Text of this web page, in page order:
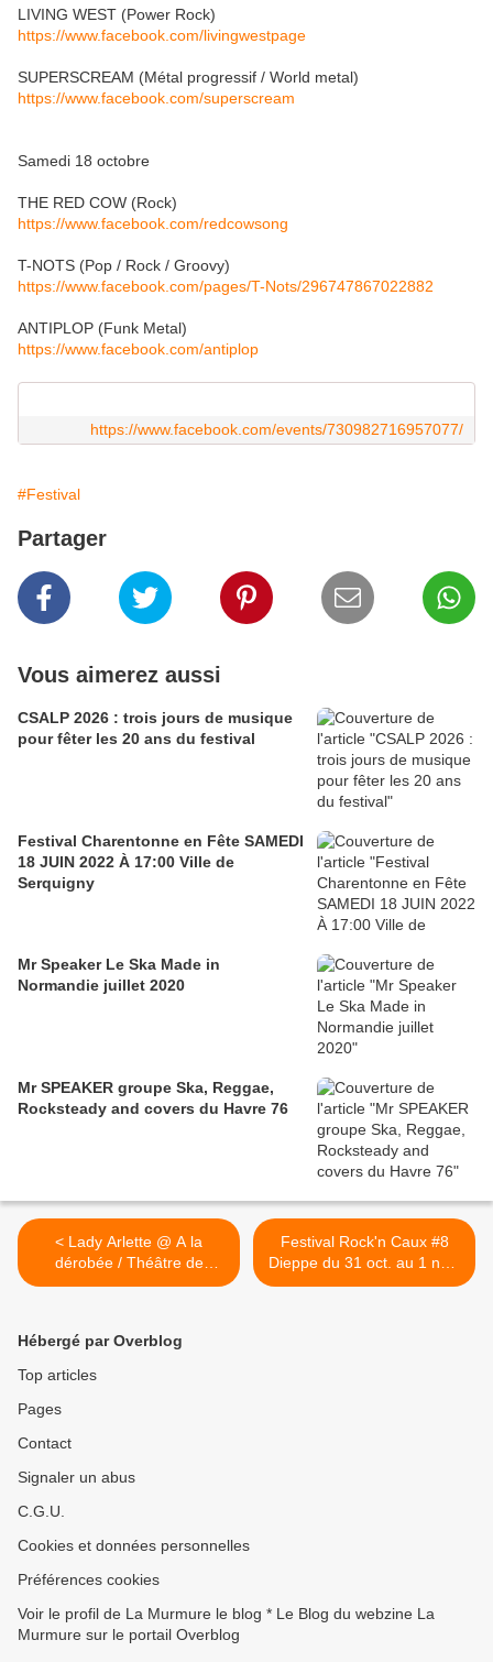
LIVING WEST (Power Rock)
https://www.facebook.com/livingwestpage
SUPERSCREAM (Métal progressif / World metal)
https://www.facebook.com/superscream
Samedi 18 octobre
THE RED COW (Rock)
https://www.facebook.com/redcowsong
T-NOTS (Pop / Rock / Groovy)
https://www.facebook.com/pages/T-Nots/296747867022882
ANTIPLOP (Funk Metal)
https://www.facebook.com/antiplop
https://www.facebook.com/events/730982716957077/
#Festival
Partager
Vous aimerez aussi
CSALP 2026 : trois jours de musique
pour fêter les 20 ans du festival
Festival Charentonne en Fête SAMEDI
18 JUIN 2022 À 17:00 Ville de
Serquigny
Mr Speaker Le Ska Made in
Normandie juillet 2020
Mr SPEAKER groupe Ska, Reggae,
Rocksteady and covers du Havre 76
< Lady Arlette @ A la
dérobée / Théâtre de
l'Almendra - Rouen, France
Festival Rock'n Caux #8
Dieppe du 31 oct. au 1 nov.
2014 >
Hébergé par Overblog
Top articles
Pages
Contact
Signaler un abus
C.G.U.
Cookies et données personnelles
Préférences cookies
Voir le profil de La Murmure le blog * Le Blog du webzine La
Murmure sur le portail Overblog